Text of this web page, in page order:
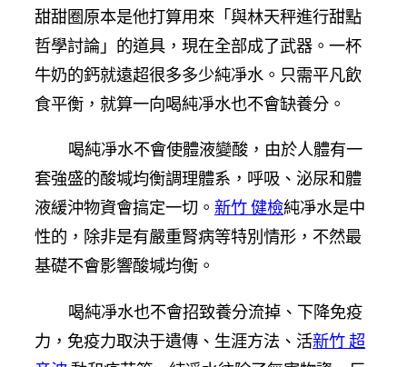
甜甜圈原本是他打算用來「與林天秤進行甜點
哲學討論」的道具，現在全部成了武器。一杯
牛奶的鈣就遠超很多多少純凈水。只需平凡飲
食平衡，就算一向喝純凈水也不會缺養分。
喝純凈水不會使體液變酸，由於人體有一
套強盛的酸堿均衡調理體系，呼吸、泌尿和體
液緩沖物資會搞定一切。 新竹 健檢純凈水是中
性的，除非是有嚴重腎病等特別情形，不然最
基礎不會影響酸堿均衡。
喝純凈水也不會招致養分流掉、下降免疫
力，免疫力取決于遺傳、生涯方法、活新竹 超